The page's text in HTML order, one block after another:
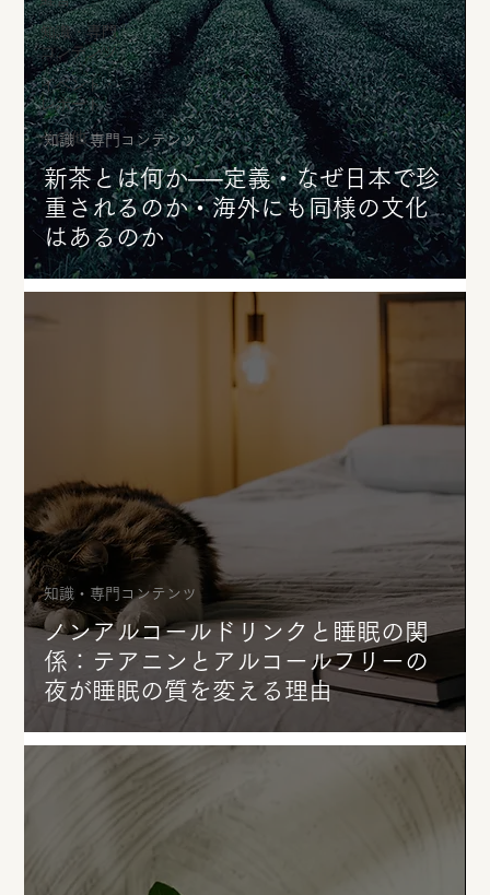
知識・専門
コンテンツ
イベント・
レポート
その他
新茶とは何か──定義・なぜ日本で珍
重されるのか・海外にも同様の文化
はあるのか
知識・専門コンテンツ
ノンアルコールドリンクと睡眠の関
係：テアニンとアルコールフリーの
夜が睡眠の質を変える理由
知識・専門コンテンツ